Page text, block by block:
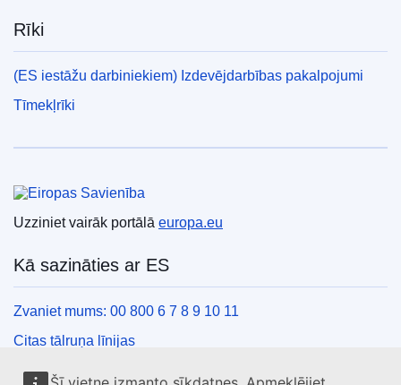
Rīki
(ES iestāžu darbiniekiem) Izdevējdarbības pakalpojumi
Tīmekļrīki
Uzziniet vairāk portālā europa.eu
Kā sazināties ar ES
Zvaniet mums: 00 800 6 7 8 9 10 11
Citas tālruņa līnijas
Saziņas veidlapa